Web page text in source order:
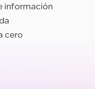
información
cero